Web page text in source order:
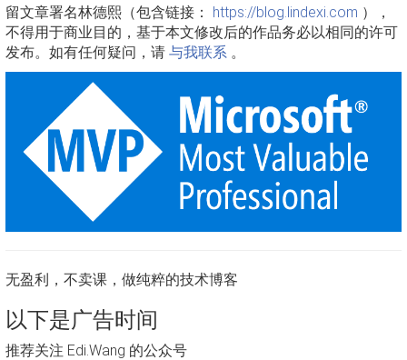
留文章署名林德熙（包含链接： https://blog.lindexi.com ），
不得用于商业目的，基于本文修改后的作品务必以相同的许可
发布。如有任何疑问，请 与我联系 。
无盈利，不卖课，做纯粹的技术博客
以下是广告时间
推荐关注 Edi.Wang 的公众号